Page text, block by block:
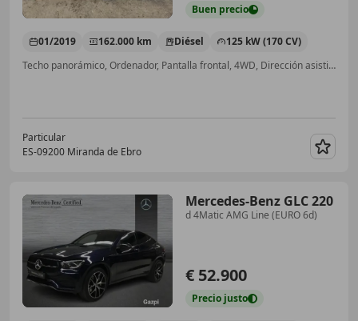
Buen precio
01/2019 162.000 km Diésel
125 kW (170 CV)
Techo panorámico, Ordenador, Pantalla frontal, 4WD, Dirección asistida, Control de velocidad, Airbag del conductor, Faros LED íntegros
Particular
ES-09200 Miranda de Ebro
Mercedes-Benz GLC 220
d 4Matic AMG Line (EURO 6d)
€ 52.900
Precio justo